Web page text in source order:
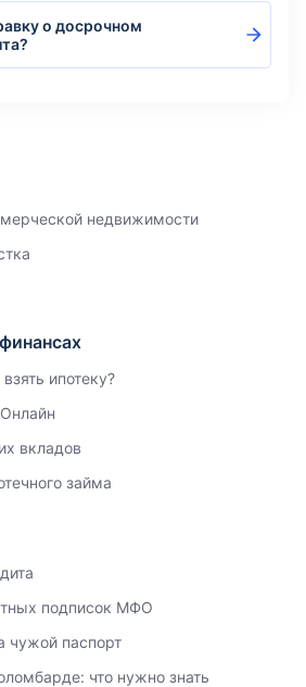
о досрочном
недвижимости
ипотеку?
вкладов
займа
подписок МФО
чужой паспорт
что нужно знать